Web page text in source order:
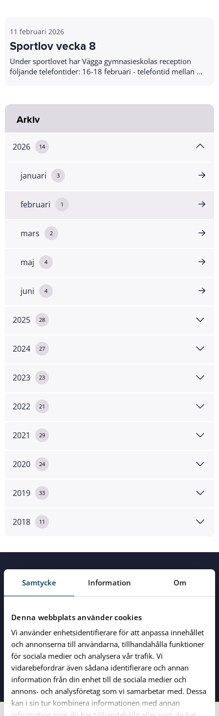
Samtycke Information Om
Denna webbplats använder cookies
Vi använder enhetsidentifierare för att anpassa innehållet
och annonserna till användarna, tillhandahålla funktioner
för sociala medier och analysera vår trafik. Vi
vidarebefordrar även sådana identifierare och annan
information från din enhet till de sociala medier och
annons- och analysföretag som vi samarbetar med. Dessa
kan i sin tur kombinera informationen med annan
11 februari 2026
Sportlov vecka 8
Under sportlovet har Vägga gymnasieskolas reception
följande telefontider: 16-18 februari - telefontid mellan kl.
Arkiv
2026 14
januari 3
februari 1
mars 2
maj 4
juni 4
2025 28
2024 27
2023 23
2022 21
2021 29
2020 24
2019 33
2018 11
Vägga Gymnasieskola Karlshamn| Väggavägen 2, 374
81 Karlshamn |0454-574000
vaggaskolan@utb.karlshamn.se
Close menu